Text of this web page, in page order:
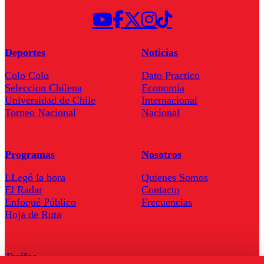
Deportes
Colo Colo
Seleccion Chilena
Universidad de Chile
Torneo Nacional
Noticias
Dato Practico
Economía
Internacional
Nacional
Programas
LLegó la hora
El Radar
Enfoqué Público
Hoja de Ruta
Nosotros
Quienes Somos
Contacto
Frecuencias
Tarifas